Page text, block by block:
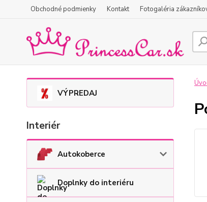
Obchodné podmienky Kontakt Fotogaléria
VÝPREDAJ
Interiér
Autokoberce
Doplnky do interiéru